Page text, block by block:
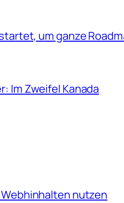
um ganze
Im Zweifel Kanada
nutzen